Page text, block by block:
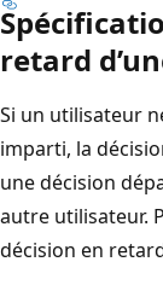
retard
Si un utilisateur
imparti, la
une décision
autre utilisateur.
décision en